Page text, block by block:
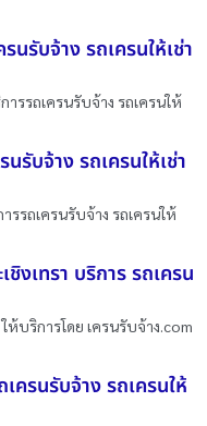
รับจ้าง รถเครนให้เช่า
รรถเครนรับจ้าง รถเครนให้
รับจ้าง รถเครนให้เช่า
รรถเครนรับจ้าง รถเครนให้
งเทรา บริการ รถเครน
ห้บริการโดย เครนรับจ้าง.com
ครนรับจ้าง รถเครนให้